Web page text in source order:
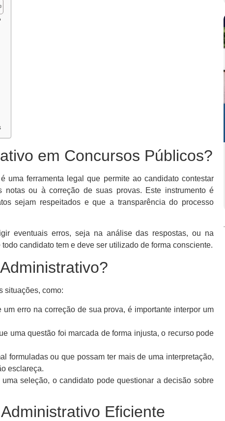
em Concursos Públicos?
uma ferramenta legal que permite ao candidato contestar
ou à correção de suas provas. Este instrumento é
sejam respeitados e que a transparência do processo
eventuais erros, seja na análise das respostas, ou na
candidato tem e deve ser utilizado de forma consciente.
situações, como:
erro na correção de sua prova, é importante interpor um
uma questão foi marcada de forma injusta, o recurso pode
formuladas ou que possam ter mais de uma interpretação,
esclareça.
seleção, o candidato pode questionar a decisão sobre
Eficiente